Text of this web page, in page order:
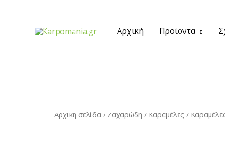
Αρχική Προϊόντα
Αρχική σελίδα / Ζαχαρώδη / Καραμέλες /